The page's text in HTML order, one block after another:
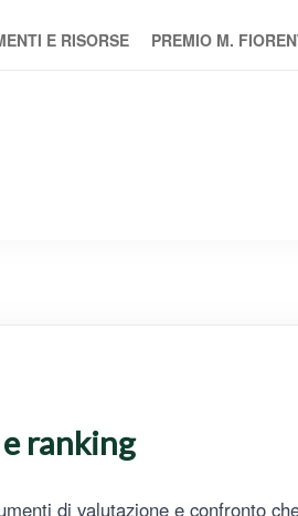
E RISORSE PREMIO M.
ranking
di valutazione e confronto